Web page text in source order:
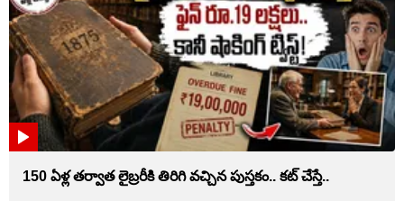
150 ఏళ్ల తర్వాత లైబ్రరీకి తిరిగి వచ్చిన పుస్తకం.. కట్ చేస్తే..